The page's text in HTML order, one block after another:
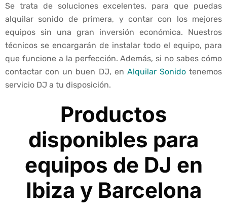
Se trata de soluciones excelentes, para que puedas
alquilar sonido de primera, y contar con los mejores
equipos sin una gran inversión económica. Nuestros
técnicos se encargarán de instalar todo el equipo, para
que funcione a la perfección. Además, si no sabes cómo
contactar con un buen DJ, en Alquilar Sonidotenemos
servicio DJ a tu disposición.
Productos
disponibles para
equipos de DJ en
Ibiza y Barcelona